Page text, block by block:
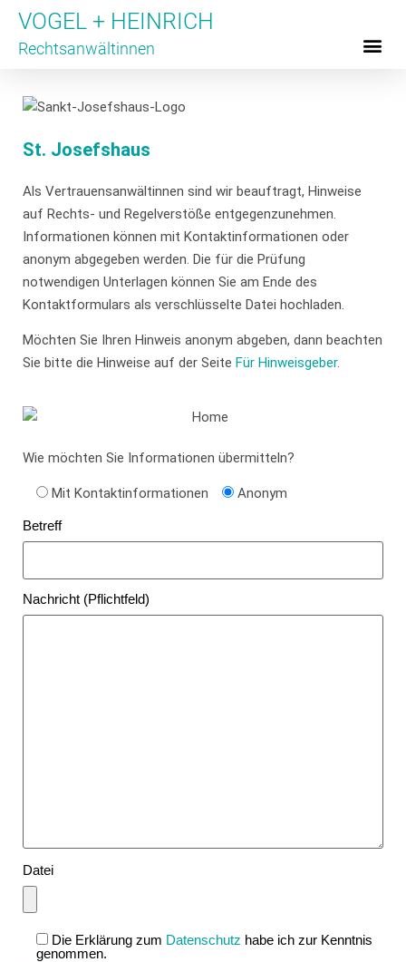
VOGEL + HEINRICH
Rechtsanwältinnen
St. Josefshaus
Als Vertrauensanwältinnen sind wir beauftragt, Hinweise
auf Rechts- und Regelverstöße entgegenzunehmen.
Informationen können mit Kontaktinformationen oder
anonym abgegeben werden. Die für die Prüfung
notwendigen Unterlagen können Sie am Ende des
Kontaktformulars als verschlüsselte Datei hochladen.
Möchten Sie Ihren Hinweis anonym abgeben, dann beachten
Sie bitte die Hinweise auf der Seite Für Hinweisgeber.
Wie möchten Sie Informationen übermitteln?
Mit Kontaktinformationen Anonym
Betreff
Nachricht (Pflichtfeld)
Datei
Die Erklärung zum Datenschutz habe ich zur Kenntnis
genommen.